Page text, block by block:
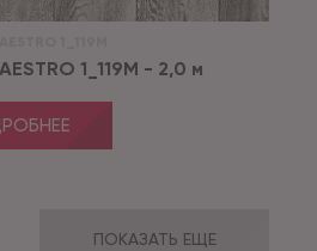
1_119M - 2,0 м
ПОКАЗАТЬ ЕЩЕ